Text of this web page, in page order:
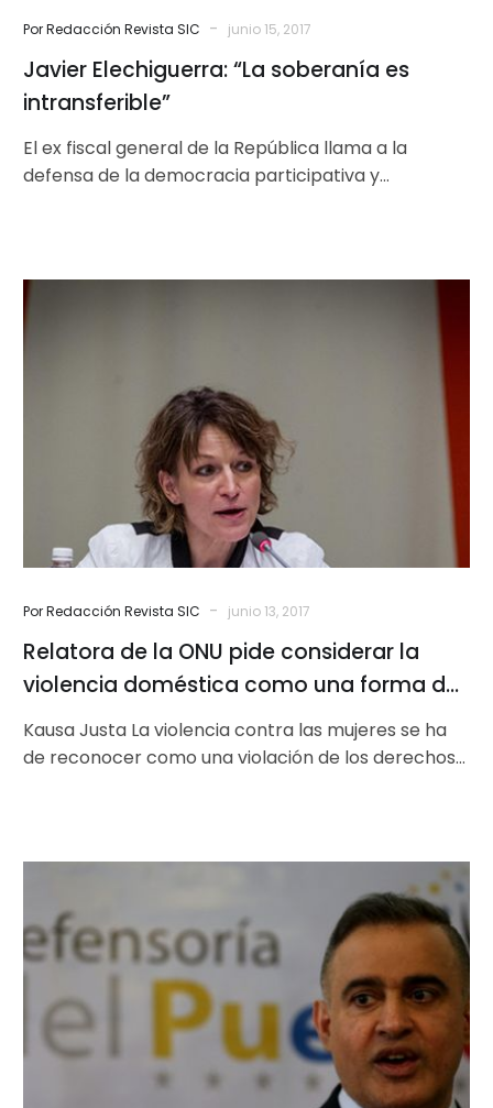
Por Redacción Revista SIC - junio 15, 2017
Javier Elechiguerra: “La soberanía es
intransferible”
El ex fiscal general de la República llama a la
defensa de la democracia participativa y
pide
considerar
la
violencia
doméstica
como
una
de
«ejecución
arbitraria»
Por Redacción Revista SIC - junio 13, 2017
Relatora de la ONU pide considerar la
violencia doméstica como una forma de
«ejecución arbitraria»
Kausa Justa La violencia contra las mujeres se ha
de reconocer como una violación de los derechos
al
Defensor
Pueblo
Tarek
William
Saab